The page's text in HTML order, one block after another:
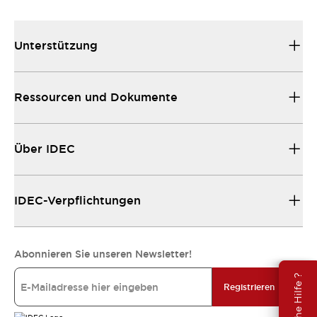
Unterstützung
Ressourcen und Dokumente
Über IDEC
IDEC-Verpflichtungen
Abonnieren Sie unseren Newsletter!
Registrieren